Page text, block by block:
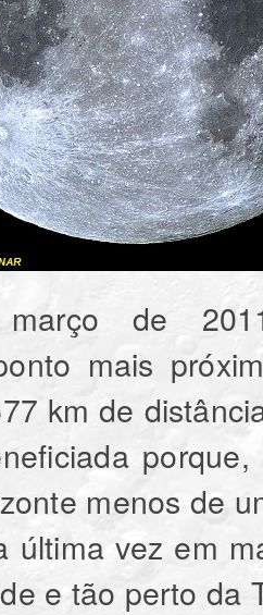
de
mais
km de
menos de
última vez em
e tão perto da